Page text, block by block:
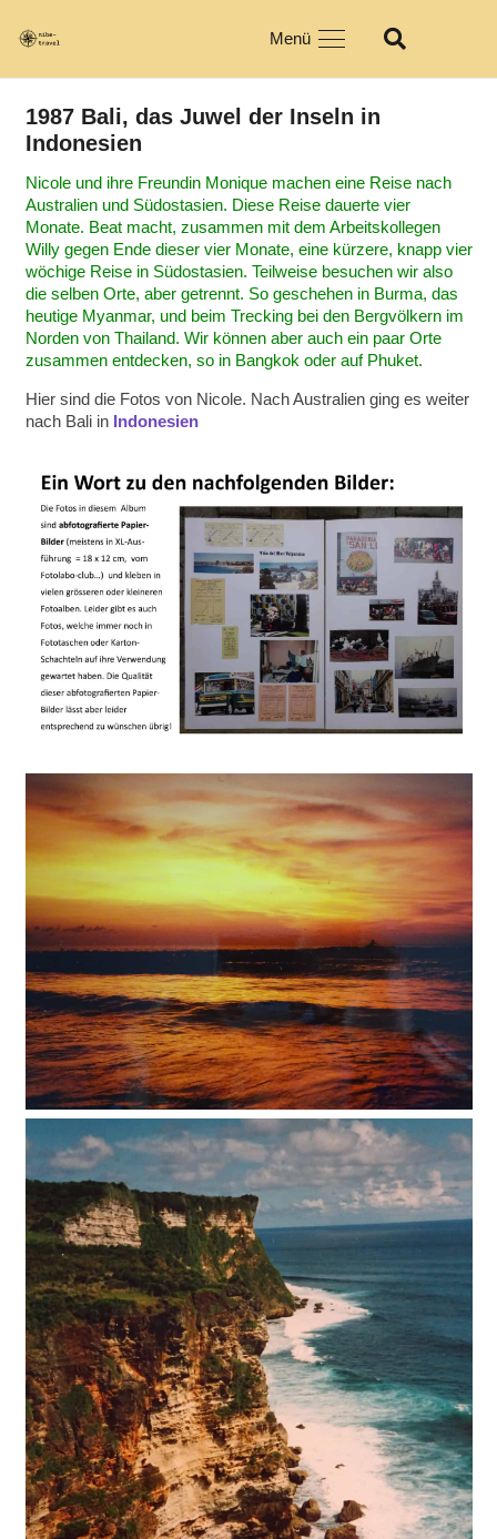
Menü
1987 Bali, das Juwel der Inseln in
Indonesien
Nicole und ihre Freundin Monique machen eine Reise nach
Australien und Südostasien. Diese Reise dauerte vier
Monate. Beat macht, zusammen mit dem Arbeitskollegen
Willy gegen Ende dieser vier Monate, eine kürzere, knapp vier
wöchige Reise in Südostasien. Teilweise besuchen wir also
die selben Orte, aber getrennt. So geschehen in Burma, das
heutige Myanmar, und beim Trecking bei den Bergvölkern im
Norden von Thailand. Wir können aber auch ein paar Orte
zusammen entdecken, so in Bangkok oder auf Phuket.
Hier sind die Fotos von Nicole. Nach Australien ging es weiter
nach Bali in Indonesien